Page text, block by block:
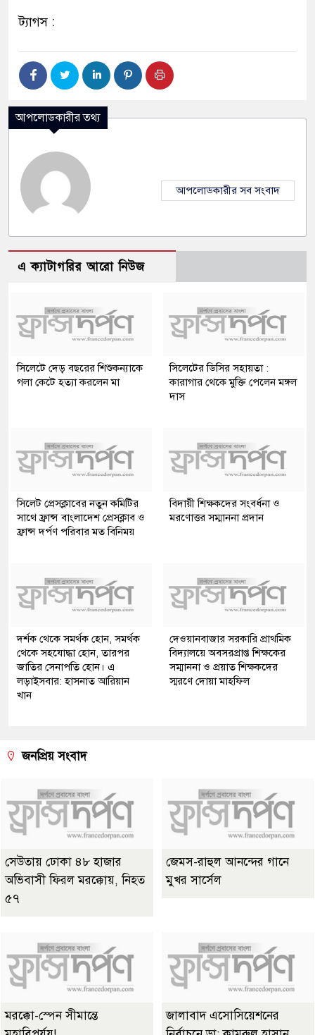
ট্যাগস :
আপলোডকারীর তথ্য
আপলোডকারীর সব সংবাদ
এ ক্যাটাগরির আরো নিউজ
সিলেটে দেড় বছরের শিশুকন্যাকে
গলা কেটে হত্যা করলেন মা
সিলেটের ডিসির সহায়তা :
কারাগার থেকে মুক্তি পেলেন মঙ্গল
দাস
সিলেট প্রেসক্লাবের নতুন কমিটির
সাথে ফ্রান্স বাংলাদেশ প্রেসক্লাব ও
ফ্রান্স দর্পণ পরিবার মত বিনিময়
বিদায়ী শিক্ষকদের সংবর্ধনা ও
মরণোত্তর সম্মাননা প্রদান
দর্শক থেকে সমর্থক হোন, সমর্থক
থেকে সহযোদ্ধা হোন, তারপর
জাতির সেনাপতি হোন। এ
লড়াইসবার: হাসনাত আরিয়ান
খান
দেওয়ানবাজার সরকারি প্রাথমিক
বিদ্যালয়ে অবসরপ্রাপ্ত শিক্ষকের
সম্মাননা ও প্রয়াত শিক্ষকদের
স্মরণে দোয়া মাহফিল
জনপ্রিয় সংবাদ
সেউতায় ঢোকা ৪৮ হাজার
অভিবাসী ফিরল মরক্কোয়, নিহত
৫৭
জেমস-রাহুল আনন্দের গানে
মুখর সার্সেল
মরক্কো-স্পেন সীমান্তে
জালাবাদ এসোসিয়েশনের